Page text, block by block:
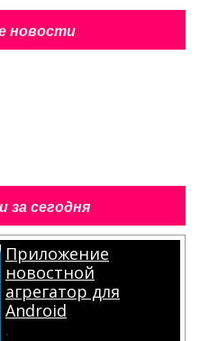
новости
за сегодня
Приложение
новостной
агрегатор для
Android
.